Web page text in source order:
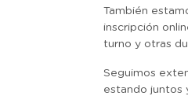
También
inscripción
turno y otras
Seguimos
estando juntos